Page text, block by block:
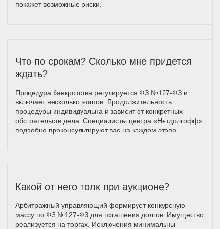
покажет возможные риски.
Что по срокам? Сколько мне придется
ждать?
Процедура банкротства регулируется ФЗ №127-ФЗ и
включает несколько этапов. Продолжительность
процедуры индивидуальна и зависит от конкретных
обстоятельств дела. Специалисты центра «Нетдолгофф»
подробно проконсультируют вас на каждом этапе.
Какой от него толк при аукционе?
Арбитражный управляющий формирует конкурсную
массу по ФЗ №127-ФЗ для погашения долгов. Имущество
реализуется на торгах. Исключения минимальны